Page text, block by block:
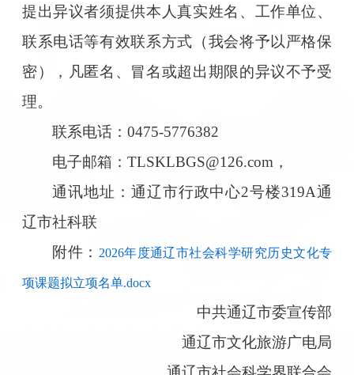
提出异议者须提供本人真实姓名、工作单位、
联系电话等有效联系方式（我会将予以严格保
密），凡匿名、冒名或超出期限的异议不予受
理。
联系电话：0475-5776382
电子邮箱：TLSKLBGS@126.com，
通讯地址：通辽市行政中心2号楼319A通
辽市社科联
附件： 2026年度通辽市社会科学研究历史文化专
项课题拟立项名单.docx
中共通辽市委宣传部
通辽市文化旅游广电局